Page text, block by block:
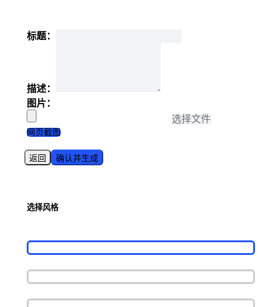
标题：
描述：
图片：
选择文件
网页截图
返回 确认并生成
选择风格